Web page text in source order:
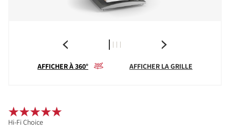
AFFICHER À 360° AFFICHER LA GRILLE
Hi-Fi Choice